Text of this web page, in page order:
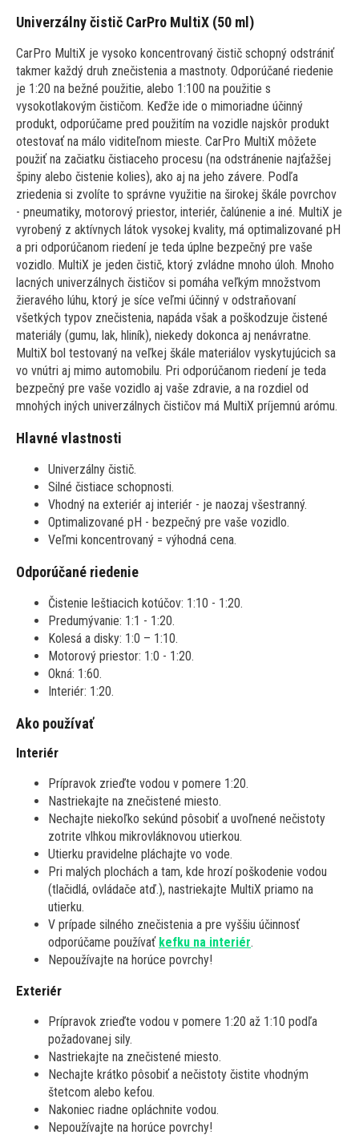
Univerzálny čistič CarPro MultiX (50 ml)
CarPro MultiX je vysoko koncentrovaný čistič schopný odstrániť
takmer každý druh znečistenia a mastnoty. Odporúčané riedenie
je 1:20 na bežné použitie, alebo 1:100 na použitie s
vysokotlakovým čističom. Keďže ide o mimoriadne účinný
produkt, odporúčame pred použitím na vozidle najskôr produkt
otestovať na málo viditeľnom mieste. CarPro MultiX môžete
použiť na začiatku čistiaceho procesu (na odstránenie najťažšej
špiny alebo čistenie kolies), ako aj na jeho závere. Podľa
zriedenia si zvolíte to správne využitie na širokej škále povrchov
- pneumatiky, motorový priestor, interiér, čalúnenie a iné. MultiX je
vyrobený z aktívnych látok vysokej kvality, má optimalizované pH
a pri odporúčanom riedení je teda úplne bezpečný pre vaše
vozidlo. MultiX je jeden čistič, ktorý zvládne mnoho úloh. Mnoho
lacných univerzálnych čističov si pomáha veľkým množstvom
žieravého lúhu, ktorý je síce veľmi účinný v odstraňovaní
všetkých typov znečistenia, napáda však a poškodzuje čistené
materiály (gumu, lak, hliník), niekedy dokonca aj nenávratne.
MultiX bol testovaný na veľkej škále materiálov vyskytujúcich sa
vo vnútri aj mimo automobilu. Pri odporúčanom riedení je teda
bezpečný pre vaše vozidlo aj vaše zdravie, a na rozdiel od
mnohých iných univerzálnych čističov má MultiX príjemnú arómu.
Hlavné vlastnosti
Univerzálny čistič.
Silné čistiace schopnosti.
Vhodný na exteriér aj interiér - je naozaj všestranný.
Optimalizované pH - bezpečný pre vaše vozidlo.
Veľmi koncentrovaný = výhodná cena.
Odporúčané riedenie
Čistenie leštiacich kotúčov: 1:10 - 1:20.
Predumývanie: 1:1 - 1:20.
Kolesá a disky: 1:0 – 1:10.
Motorový priestor: 1:0 - 1:20.
Okná: 1:60.
Interiér: 1:20.
Ako používať
Interiér
Prípravok zrieďte vodou v pomere 1:20.
Nastriekajte na znečistené miesto.
Nechajte niekoľko sekúnd pôsobiť a uvoľnené nečistoty
zotrite vlhkou mikrovláknovou utierkou.
Utierku pravidelne pláchajte vo vode.
Pri malých plochách a tam, kde hrozí poškodenie vodou
(tlačidlá, ovládače atď.), nastriekajte MultiX priamo na
utierku.
V prípade silného znečistenia a pre vyššiu účinnosť
odporúčame používať kefku na interiér.
Nepoužívajte na horúce povrchy!
Exteriér
Prípravok zrieďte vodou v pomere 1:20 až 1:10 podľa
požadovanej sily.
Nastriekajte na znečistené miesto.
Nechajte krátko pôsobiť a nečistoty čistite vhodným
štetcom alebo kefou.
Nakoniec riadne opláchnite vodou.
Nepoužívajte na horúce povrchy!